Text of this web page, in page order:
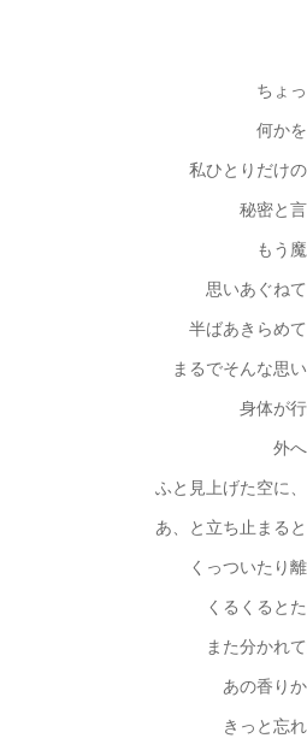
あの香
あの感
ちょっと言葉に
何かを感じるこ
私ひとりだけの胸に
秘密と言ってい
もう魔法は始ま
思いあぐねていて
半ばあきらめていた
まるでそんな思いは
身体が行動を始
外へ出て歩
ふと見上げた空に、大
あ、と立ち止まると、
くっついたり離れた
くるくるとたっぷ
また分かれて遠く
あの香りからはじ
きっと忘れること